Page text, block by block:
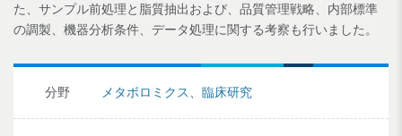
た、サンプル前処理と脂質抽出および、品質管理戦略、内部標準
の調製、機器分析条件、データ処理に関する考察も行いました。
分野 メタボロミクス 臨床研究